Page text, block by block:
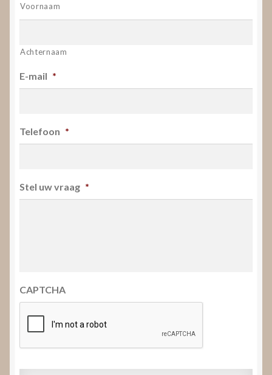
Voornaam
Achternaam
E-mail *
Telefoon *
Stel uw vraag *
CAPTCHA